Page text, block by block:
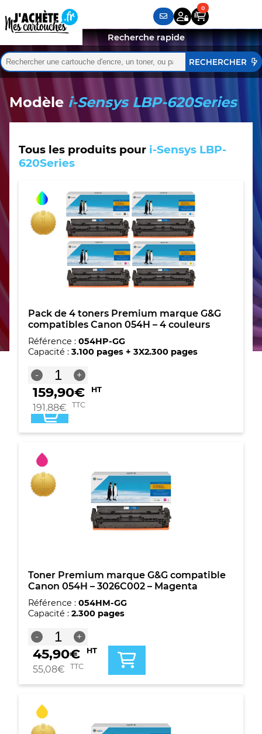
Rechercher :
Quand les résultats de l'auto-complétion sont
Recherche rapide
Modèle i-Sensys LBP-620Series
Tous les produits pour i-Sensys LBP-
620Series
Pack de 4 toners Premium marque G&G
compatibles Canon 054H – 4 couleurs
Référence : 054HP-GG
Capacité : 3.100 pages + 3X2.300 pages
-
quantité
de
Pack
de
4
G&G
compatibles
Canon
054H
+
159,90€ HT
191,88€ TTC
Toner Premium marque G&G compatible
Canon 054H – 3026C002 – Magenta
Référence : 054HM-GG
Capacité : 2.300 pages
-
quantité
de
Toner
Premium
G&G
Canon
054H
+
45,90€ HT
55,08€ TTC